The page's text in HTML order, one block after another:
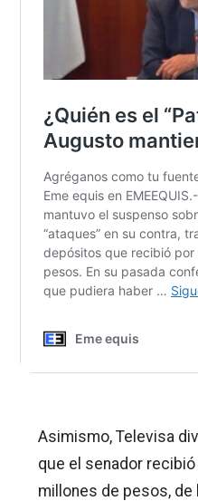
Asimismo, Televisa
que el senador
millones de pesos, de